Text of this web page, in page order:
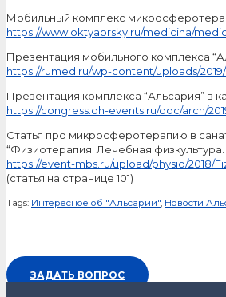
Мобильный комплекс
https://www.oktyabrsky.ru/medicina/
Презентация мобильного комплекса
https://rumed.ru/wp-content/uploads/
Презентация комплекса “Альсария” в
https://congress.oh-events.ru/doc/arch/
Статья про микросферотерапию в
“Физиотерапия. Лечебная
https://event-mbs.ru/upload/physio/2018/
(статья на странице 101)
Tags: Интересное об "Альсарии" Новости
ЗАДАТЬ ВОПРОС